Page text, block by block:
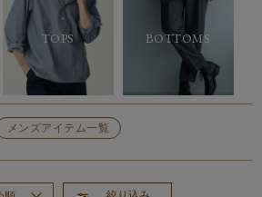
TOPS BOTTOMS
メンズアイテム一覧